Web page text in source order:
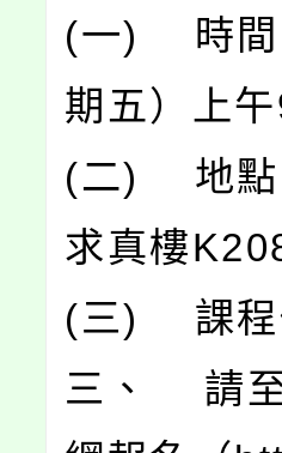
(一) 時間
期五）上
(二) 地點
求真樓
(三) 課程
三、 請至